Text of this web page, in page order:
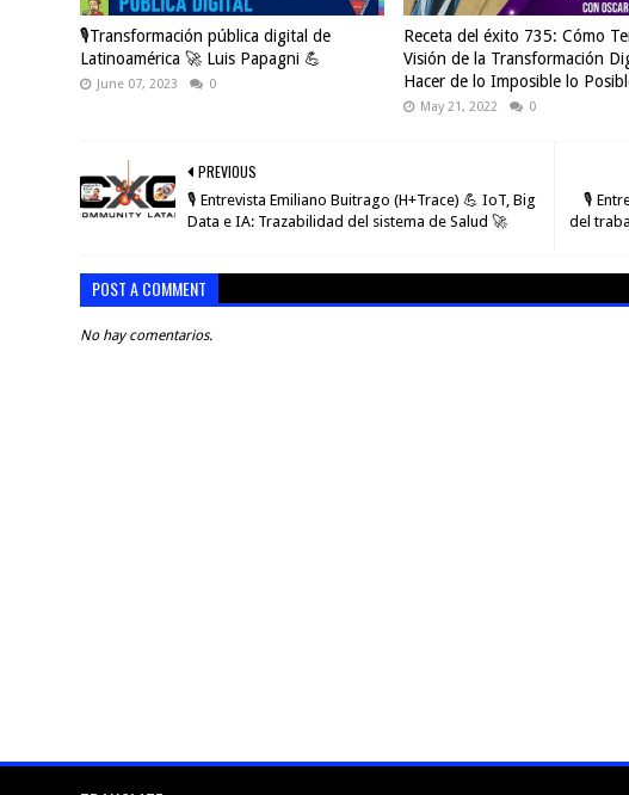
🎙️Transformación pública digital de
Latinoamérica 🚀 Luis Papagni 💪
June 07, 2023 0
Receta del éxito 735: Cómo
Visión de la Transformación
Hacer de lo Imposible lo
May 21, 2022 0
🎙️
del
PREVIOUS
🎙️ Entrevista Emiliano Buitrago (H+Trace) 💪 IoT, Big
Data e IA: Trazabilidad del sistema de Salud 🚀
POST A COMMENT
No hay comentarios.